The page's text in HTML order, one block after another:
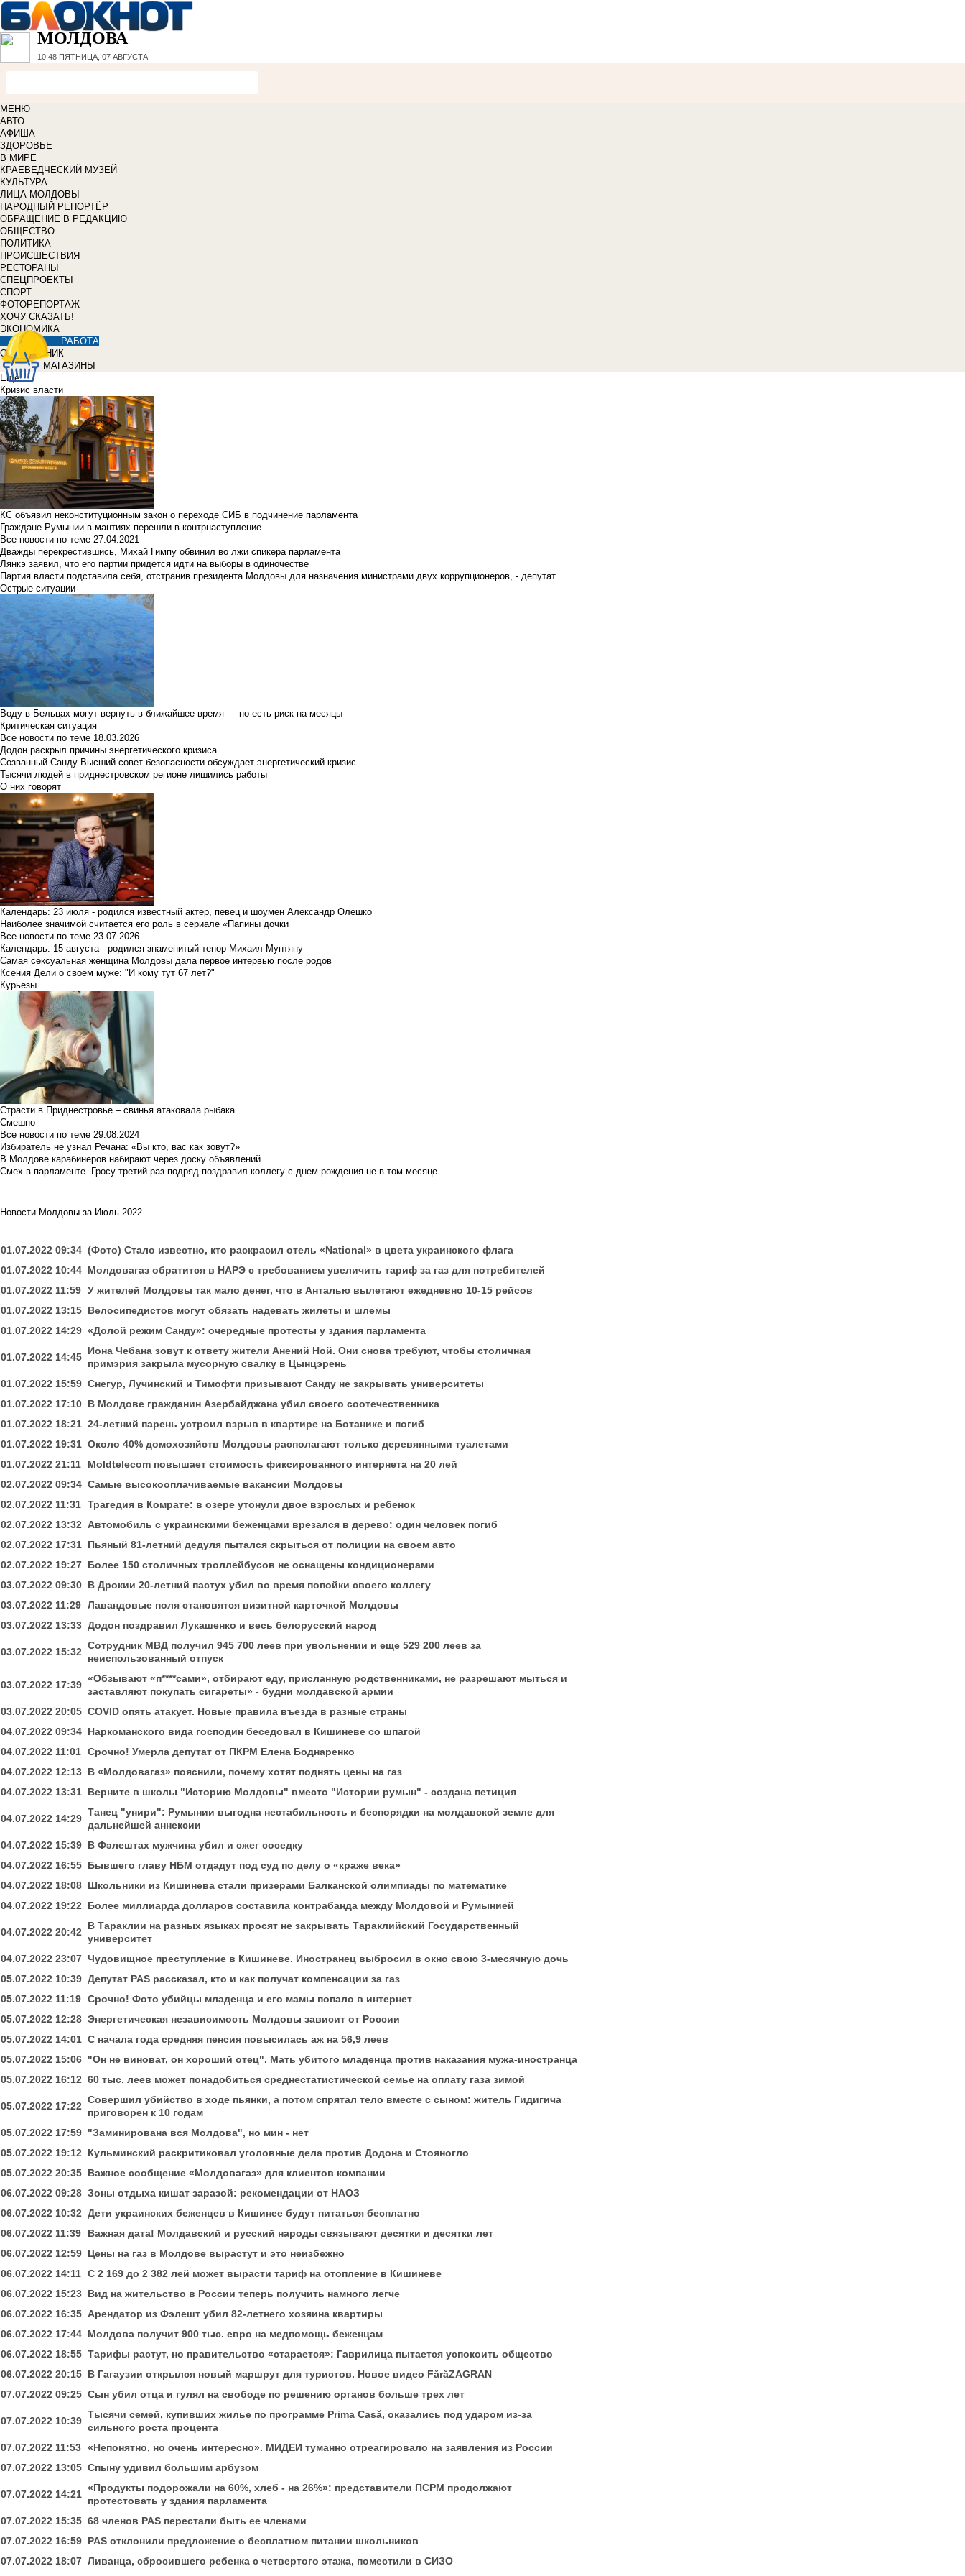
МОЛДОВА
10:48 ПЯТНИЦА, 07 АВГУСТА
МЕНЮ
АВТО
АФИША
ЗДОРОВЬЕ
В МИРЕ
КРАЕВЕДЧЕСКИЙ МУЗЕЙ
КУЛЬТУРА
ЛИЦА МОЛДОВЫ
НАРОДНЫЙ РЕПОРТЁР
ОБРАЩЕНИЕ В РЕДАКЦИЮ
ОБЩЕСТВО
ПОЛИТИКА
ПРОИСШЕСТВИЯ
РЕСТОРАНЫ
СПЕЦПРОЕКТЫ
СПОРТ
ФОТОРЕПОРТАЖ
ХОЧУ СКАЗАТЬ!
ЭКОНОМИКА
РАБОТА
СПРАВОЧНИК
МАГАЗИНЫ
Еще
Кризис власти
КС объявил неконституционным закон о переходе СИБ в подчинение парламента
Граждане Румынии в мантиях перешли в контрнаступление
Все новости по теме 27.04.2021
Дважды перекрестившись, Михай Гимпу обвинил во лжи спикера парламента
Лянкэ заявил, что его партии придется идти на выборы в одиночестве
Партия власти подставила себя, отстранив президента Молдовы для назначения министрами двух коррупционеров, - депутат
Острые ситуации
Воду в Бельцах могут вернуть в ближайшее время — но есть риск на месяцы
Критическая ситуация
Все новости по теме 18.03.2026
Додон раскрыл причины энергетического кризиса
Созванный Санду Высший совет безопасности обсуждает энергетический кризис
Тысячи людей в приднестровском регионе лишились работы
О них говорят
Календарь: 23 июля - родился известный актер, певец и шоумен Александр Олешко
Наиболее значимой считается его роль в сериале «Папины дочки
Все новости по теме 23.07.2026
Календарь: 15 августа - родился знаменитый тенор Михаил Мунтяну
Самая сексуальная женщина Молдовы дала первое интервью после родов
Ксения Дели о своем муже: "И кому тут 67 лет?"
Курьезы
Страсти в Приднестровье – свинья атаковала рыбака
Смешно
Все новости по теме 29.08.2024
Избиратель не узнал Речана: «Вы кто, вас как зовут?»
В Молдове карабинеров набирают через доску объявлений
Смех в парламенте. Гросу третий раз подряд поздравил коллегу с днем рождения не в том месяце
Новости Молдовы за Июль 2022
01.07.2022 09:34 (Фото) Стало известно, кто раскрасил отель «National» в цвета украинского флага
01.07.2022 10:44 Молдовагаз обратится в НАРЭ с требованием увеличить тариф за газ для потребителей
01.07.2022 11:59 У жителей Молдовы так мало денег, что в Анталью вылетают ежедневно 10-15 рейсов
01.07.2022 13:15 Велосипедистов могут обязать надевать жилеты и шлемы
01.07.2022 14:29 «Долой режим Санду»: очередные протесты у здания парламента
01.07.2022 14:45
Иона Чебана зовут к ответу жители Анений Ной. Они снова требуют, чтобы столичная
примэрия закрыла мусорную свалку в Цынцэрень
01.07.2022 15:59 Снегур, Лучинский и Тимофти призывают Санду не закрывать университеты
01.07.2022 17:10 В Молдове гражданин Азербайджана убил своего соотечественника
01.07.2022 18:21 24-летний парень устроил взрыв в квартире на Ботанике и погиб
01.07.2022 19:31 Около 40% домохозяйств Молдовы располагают только деревянными туалетами
01.07.2022 21:11
Moldtelecom повышает стоимость фиксированного интернета на 20 лей
02.07.2022 09:34 Самые высокооплачиваемые вакансии Молдовы
02.07.2022 11:31 Трагедия в Комрате: в озере утонули двое взрослых и ребенок
02.07.2022 13:32 Автомобиль с украинскими беженцами врезался в дерево: один человек погиб
02.07.2022 17:31 Пьяный 81-летний дедуля пытался скрыться от полиции на своем авто
02.07.2022 19:27 Более 150 столичных троллейбусов не оснащены кондиционерами
03.07.2022 09:30 В Дрокии 20-летний пастух убил во время попойки своего коллегу
03.07.2022 11:29 Лавандовые поля становятся визитной карточкой Молдовы
03.07.2022 13:33 Додон поздравил Лукашенко и весь белорусский народ
03.07.2022 15:32
Сотрудник МВД получил 945 700 леев при увольнении и еще 529 200 леев за
неиспользованный отпуск
03.07.2022 17:39
«Обзывают «п****сами», отбирают еду, присланную родственниками, не разрешают мыться и
заставляют покупать сигареты» - будни молдавской армии
03.07.2022 20:05 COVID опять атакует. Новые правила въезда в разные страны
04.07.2022 09:34 Наркоманского вида господин беседовал в Кишиневе со шпагой
04.07.2022 11:01 Срочно! Умерла депутат от ПКРМ Елена Боднаренко
04.07.2022 12:13 В «Молдовагаз» пояснили, почему хотят поднять цены на газ
04.07.2022 13:31 Верните в школы "Историю Молдовы" вместо "Истории румын" - создана петиция
04.07.2022 14:29
Танец "унири": Румынии выгодна нестабильность и беспорядки на молдавской земле для
дальнейшей аннексии
04.07.2022 15:39 В Фэлештах мужчина убил и сжег соседку
04.07.2022 16:55 Бывшего главу НБМ отдадут под суд по делу о «краже века»
04.07.2022 18:08 Школьники из Кишинева стали призерами Балканской олимпиады по математике
04.07.2022 19:22 Более миллиарда долларов составила контрабанда между Молдовой и Румынией
04.07.2022 20:42
В Тараклии на разных языках просят не закрывать Тараклийский Государственный
университет
04.07.2022 23:07 Чудовищное преступление в Кишиневе. Иностранец выбросил в окно свою 3-месячную дочь
05.07.2022 10:39 Депутат PAS рассказал, кто и как получат компенсации за газ
05.07.2022 11:19 Срочно! Фото убийцы младенца и его мамы попало в интернет
05.07.2022 12:28 Энергетическая независимость Молдовы зависит от России
05.07.2022 14:01 С начала года средняя пенсия повысилась аж на 56,9 леев
05.07.2022 15:06 "Он не виноват, он хороший отец". Мать убитого младенца против наказания мужа-иностранца
05.07.2022 16:12 60 тыс. леев может понадобиться среднестатистической семье на оплату газа зимой
05.07.2022 17:22
Совершил убийство в ходе пьянки, а потом спрятал тело вместе с сыном: житель Гидигича
приговорен к 10 годам
05.07.2022 17:59 "Заминирована вся Молдова", но мин - нет
05.07.2022 19:12 Кульминский раскритиковал уголовные дела против Додона и Стояногло
05.07.2022 20:35 Важное сообщение «Молдовагаз» для клиентов компании
06.07.2022 09:28 Зоны отдыха кишат заразой: рекомендации от НАОЗ
06.07.2022 10:32 Дети украинских беженцев в Кишинее будут питаться бесплатно
06.07.2022 11:39
Важная дата! Молдавский и русский народы связывают десятки и десятки лет
06.07.2022 12:59 Цены на газ в Молдове вырастут и это неизбежно
06.07.2022 14:11 С 2 169 до 2 382 лей может вырасти тариф на отопление в Кишиневе
06.07.2022 15:23 Вид на жительство в России теперь получить намного легче
06.07.2022 16:35 Арендатор из Фэлешт убил 82-летнего хозяина квартиры
06.07.2022 17:44 Молдова получит 900 тыс. евро на медпомощь беженцам
06.07.2022 18:55 Тарифы растут, но правительство «старается»: Гаврилица пытается успокоить общество
06.07.2022 20:15 В Гагаузии открылся новый маршрут для туристов. Новое видео FărăZAGRAN
07.07.2022 09:25 Сын убил отца и гулял на свободе по решению органов больше трех лет
07.07.2022 10:39
Тысячи семей, купивших жилье по программе Prima Casă, оказались под ударом из-за
сильного роста процента
07.07.2022 11:53 «Непонятно, но очень интересно». МИДЕИ туманно отреагировало на заявления из России
07.07.2022 13:05 Спыну удивил большим арбузом
07.07.2022 14:21
«Продукты подорожали на 60%, хлеб - на 26%»: представители ПСРМ продолжают
протестовать у здания парламента
07.07.2022 15:35 68 членов PAS перестали быть ее членами
07.07.2022 16:59 PAS отклонили предложение о бесплатном питании школьников
07.07.2022 18:07 Ливанца, сбросившего ребенка с четвертого этажа, поместили в СИЗО